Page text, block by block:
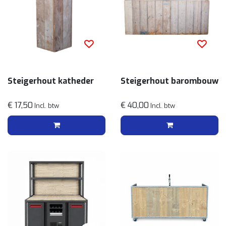
Steigerhout katheder
€ 17,50 Incl. btw
Steigerhout barombouw
€ 40,00 Incl. btw